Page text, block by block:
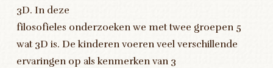
3D. In deze
filosofieles onderzoeken we met twee groepen 5
wat 3D is. De kinderen voeren veel verschillende
ervaringen op als kenmerken van 3